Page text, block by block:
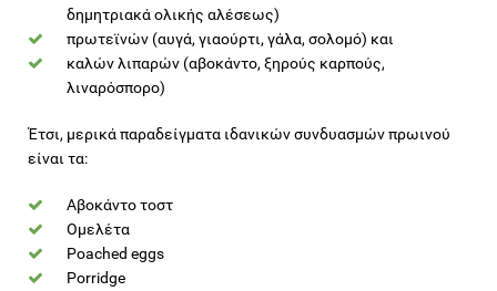
δημητριακά ολικής αλέσεως)
πρωτεϊνών (αυγά, γιαούρτι, γάλα, σολομό) και
καλών λιπαρών (αβοκάντο, ξηρούς καρπούς,
λιναρόσπορο)
Έτσι, μερικά παραδείγματα ιδανικών συνδυασμών πρωινού
είναι τα:
Αβοκάντο τοστ
Ομελέτα
Poached eggs
Porridge